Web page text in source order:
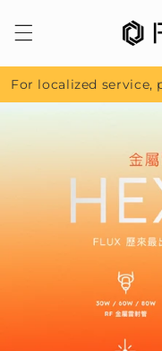
容
For localized